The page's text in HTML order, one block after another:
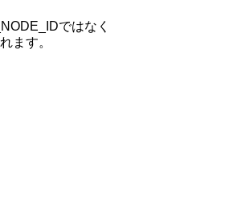
ではなく
ます。